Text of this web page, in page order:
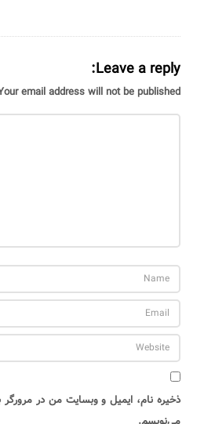
Leave a reply:
email address will not be published.
ذخیره نام، ایمیل و وبسایت من در مرورگر